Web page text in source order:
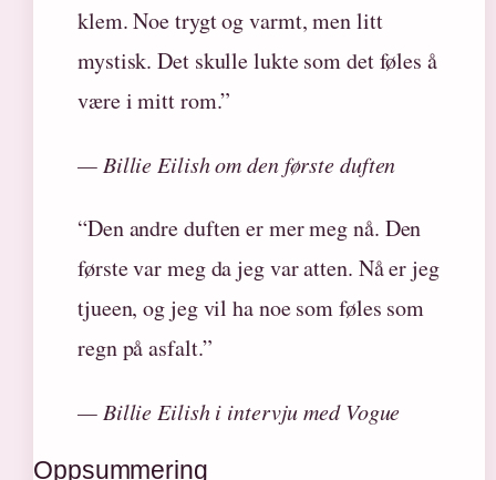
klem. Noe trygt og varmt, men litt
mystisk. Det skulle lukte som det føles å
være i mitt rom.”
— Billie Eilish om den første duften
“Den andre duften er mer meg nå. Den
første var meg da jeg var atten. Nå er jeg
tjueen, og jeg vil ha noe som føles som
regn på asfalt.”
— Billie Eilish i intervju med Vogue
Oppsummering